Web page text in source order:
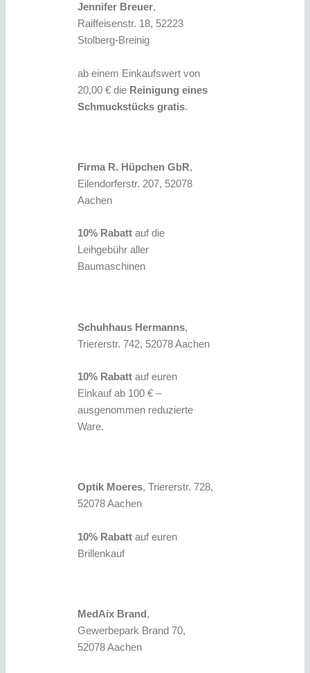
Jennifer Breuer,
Raiffeisenstr. 18, 52223
Stolberg-Breinig
ab einem Einkaufswert von
20,00 € die Reinigung eines
Schmuckstücks gratis.
Firma R. Hüpchen GbR,
Eilendorferstr. 207, 52078
Aachen
10% Rabatt auf die
Leihgebühr aller
Baumaschinen
Schuhhaus Hermanns,
Triererstr. 742, 52078 Aachen
10% Rabatt auf euren
Einkauf ab 100 € –
ausgenommen reduzierte
Ware.
Optik Moeres, Triererstr. 728,
52078 Aachen
10% Rabatt auf euren
Brillenkauf
MedAix Brand ,
Gewerbepark Brand 70,
52078 Aachen